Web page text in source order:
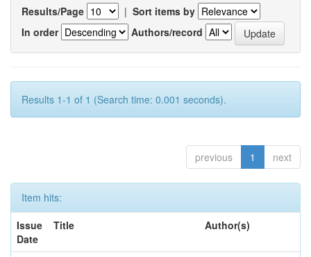
Results/Page | Sort items by
In order
Authors/record
Results 1-1 of 1 (Search time: 0.001 seconds).
previous 1 next
Item hits:
Issue
Date
Title Author(s)